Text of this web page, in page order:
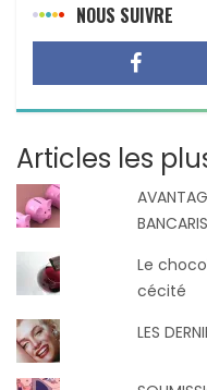
NOUS SUIVRE
Articles les
Le
cécité
LES